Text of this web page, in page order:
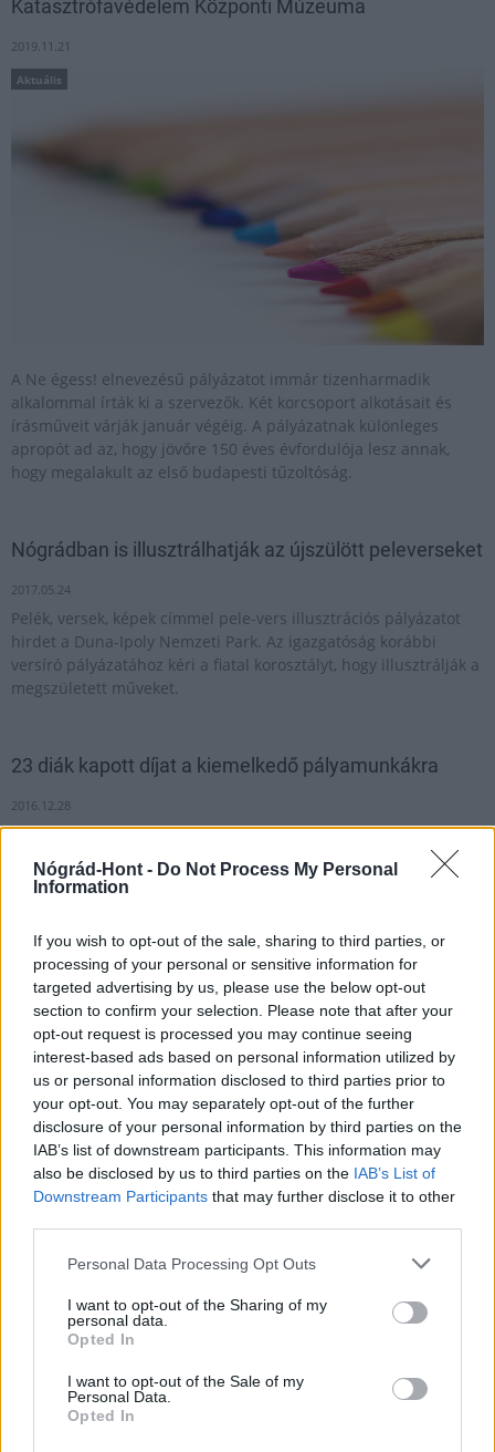
Nógrád-Hont - Do Not Process My Personal
Information
If you wish to opt-out of the sale, sharing to third parties, or
processing of your personal or sensitive information for
targeted advertising by us, please use the below opt-out
section to confirm your selection. Please note that after your
opt-out request is processed you may continue seeing
interest-based ads based on personal information utilized by
us or personal information disclosed to third parties prior to
your opt-out. You may separately opt-out of the further
disclosure of your personal information by third parties on the
IAB’s list of downstream participants. This information may
also be disclosed by us to third parties on the IAB’s List of
Downstream Participants that may further disclose it to other
Please note that this website/app uses one or more Google
not limited to your visit or usage behaviour. You may click to
grant or deny consent to Google and its third-party tags to
use your data for below specified purposes in below Google
consent section.
Personal Data Processing Opt Outs
I want to opt-out of the Sharing of my
personal data.
Opted In
I want to opt-out of the Sale of my
Personal Data.
Opted In
Katasztrófavédelem Központi Múzeuma
2019.11.21
Aktuális
A Ne égess! elnevezésű pályázatot immár tizenharmadik
alkalommal írták ki a szervezők. Két korcsoport alkotásait és
írásműveit várják január végéig. A pályázatnak különleges
apropót ad az, hogy jövőre 150 éves évfordulója lesz annak,
hogy megalakult az első budapesti tűzoltóság.
Nógrádban is illusztrálhatják az újszülött peleverseket
2017.05.24
Pelék, versek, képek címmel pele-vers illusztrációs pályázatot
hirdet a Duna-Ipoly Nemzeti Park. Az igazgatóság korábbi
versíró pályázatához kéri a fiatal korosztályt, hogy illusztrálják a
megszületett műveket.
23 diák kapott díjat a kiemelkedő pályamunkákra
2016.12.28
Általános iskolások számára hirdetett rajzpályázatot “Mi jut
eszembe a geoparkról?” címmel a Jövő Közösségéért Közhasznú
Alapítvány.
Még egy hétig várják a nógrádi pályáműveket az
Országos Tűzmegelőzési Bizottság pályázatára
2023.04.16
Helyi hírek
Április 21-ig küldhetik be műveiket a nógrádi diákok az
Országos Tűzmegelőzési Bizottság 2023 évi alkotói pályázatára.